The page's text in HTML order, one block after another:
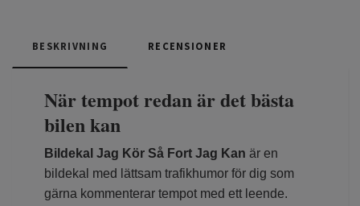
BESKRIVNING RECENSIONER
När tempot redan är det bästa
bilen kan
Bildekal Jag Kör Så Fort Jag Kan är en
bildekal med lättsam trafikhumor för dig som
gärna kommenterar tempot med ett leende.